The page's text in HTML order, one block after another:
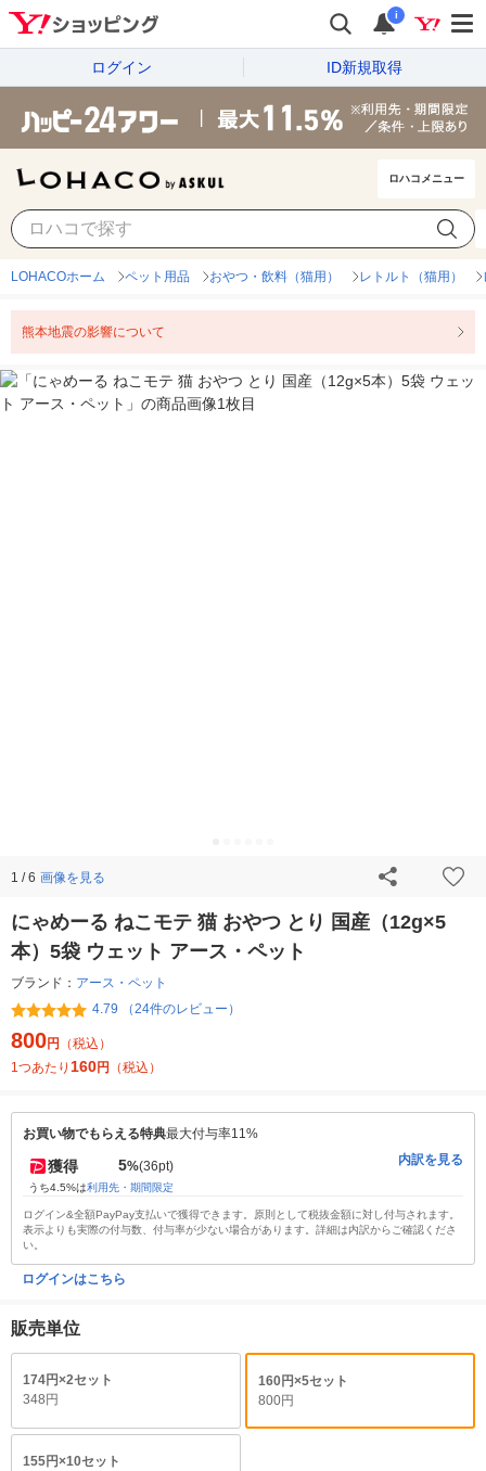
i
ログイン ID新規取得
ロハコメニュー
LOHACOホーム ペット用品 おやつ・飲料（猫用） レトルト（猫用）
熊本地震の影響について
1 / 6 画像を見る
にゃめーる ねこモテ 猫 おやつ とり 国産（12g×5
本）5袋 ウェット アース・ペット
ブランド： アース・ペット
4.79 （24件のレビュー）
800円
（税込）
1つあたり 160円 （税込）
お買い物でもらえる特典最大付与率11%
獲得 5%(36pt)
うち4.5%は利用先・期間限定
内訳を見る
ログイン&全額PayPay支払いで獲得できます。原則として税抜金額に対し付与されます。
表示よりも実際の付与数、付与率が少ない場合があります。詳細は内訳からご確認くださ
い。
ログインはこちら
販売単位
174円×2セット
348円
160円×5セット
800円
155円×10セット